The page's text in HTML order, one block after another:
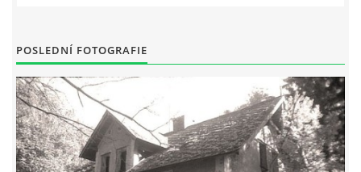
POSLEDNÍ FOTOGRAFIE